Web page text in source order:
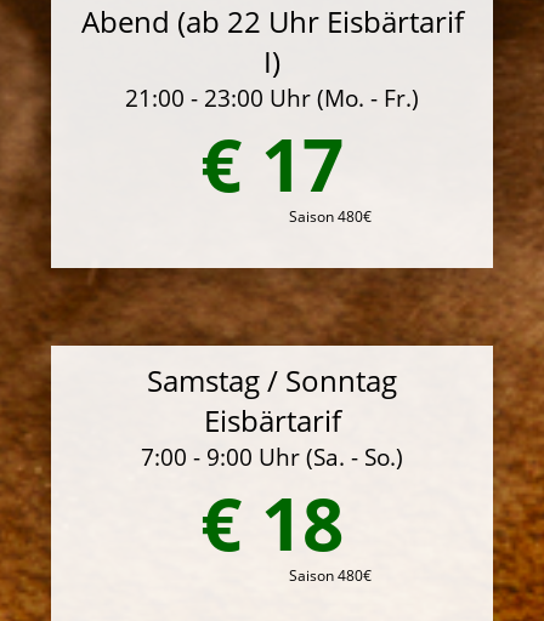
Abend (ab 22 Uhr Eisbärtarif
I)
21:00 - 23:00 Uhr (Mo. - Fr.)
€ 17
Saison 480€
Samstag / Sonntag
Eisbärtarif
7:00 - 9:00 Uhr (Sa. - So.)
€ 18
Saison 480€